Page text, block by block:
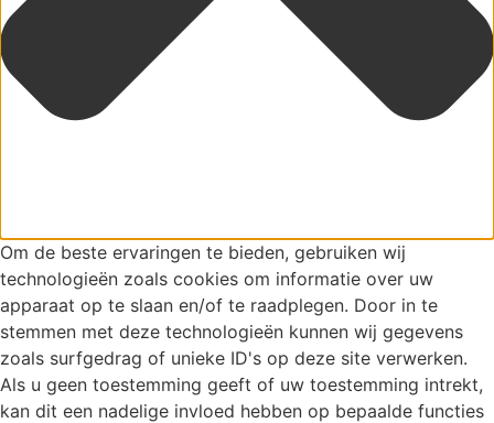
Om de beste ervaringen te bieden, gebruiken wij
technologieën zoals cookies om informatie over uw
apparaat op te slaan en/of te raadplegen. Door in te
stemmen met deze technologieën kunnen wij gegevens
zoals surfgedrag of unieke ID's op deze site verwerken.
Als u geen toestemming geeft of uw toestemming intrekt,
kan dit een nadelige invloed hebben op bepaalde functies